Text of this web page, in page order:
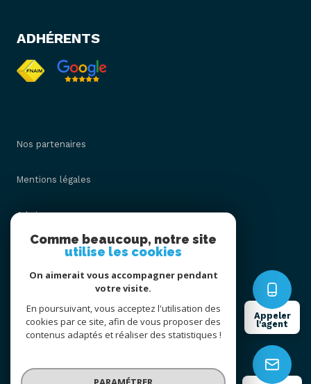
Appeler
l'agent
ADHÉRENTS
Nos partenaires
Mentions légales
Admin
Nos honoraires
Cookies
© 2026 | Tous droits réservés
Comme beaucoup, notre site
utilise les cookies
On aimerait vous accompagner pendant
votre visite.
En poursuivant, vous acceptez l'utilisation des
cookies par ce site, afin de vous proposer des
contenus adaptés et réaliser des statistiques !